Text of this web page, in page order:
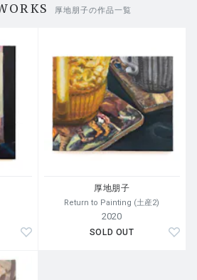
ぎず、キャンバスの上でおこる色と線と
なりたいと思っています。昔の画家のよ
ョナル。恥ずかしさを肯定するところか
い絵のような佇まいだったのでモチーフ
の再現がしたいわけではなく、あくまで
を集中させて描きました。
厚地朋子の作品一覧
厚地朋子
Return to Painting (土産2)
2020
SOLD OUT